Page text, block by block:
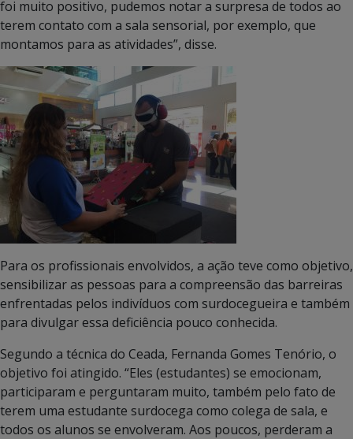
foi muito positivo, pudemos notar a surpresa de todos ao
terem contato com a sala sensorial, por exemplo, que
montamos para as atividades”, disse.
Para os profissionais envolvidos, a ação teve como objetivo,
sensibilizar as pessoas para a compreensão das barreiras
enfrentadas pelos indivíduos com surdocegueira e também
para divulgar essa deficiência pouco conhecida.
Segundo a técnica do Ceada, Fernanda Gomes Tenório, o
objetivo foi atingido. “Eles (estudantes) se emocionam,
participaram e perguntaram muito, também pelo fato de
terem uma estudante surdocega como colega de sala, e
todos os alunos se envolveram. Aos poucos, perderam a